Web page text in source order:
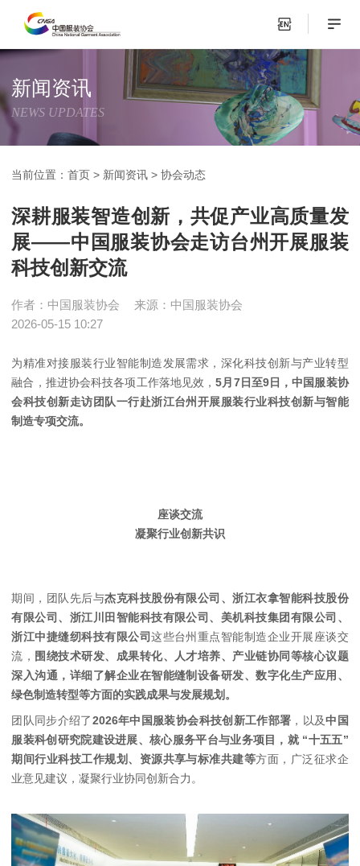
新闻资讯
NEWS UPDATES
当前位置：首页 > 新闻资讯 >协会动态
深耕服装智造创新，共促产业高质量发
展——中国服装协会走访台州开展服装
科技创新交流
作者：中国服装协会
来源：中国服装协会
2026-05-15 10:27
为精准对接服装行业智能制造发展需求，深化科技创新与产业转型
融合，推进协会科技各项工作落地见效，5月7日至9日，中国服装协
会科技创新走访团队一行赴浙江台州开展服装行业科技创新与智能
制造专项交流。
座谈交流
凝聚行业创新共识
期间，团队先后与杰克科技股份有限公司、浙江衣拿智能科技股份
有限公司、浙江川田智能科技有限公司、美机科技集团有限公司、
浙江中捷缝纫科技有限公司这些台州重点智能制造企业开展座谈交
流， 围绕技术研发、成果转化、人才培养、产业链协同等核心议题
深入沟通，详细了解企业在智能缝制设备研发、数字化生产应用、
绿色制造转型等方面的实践成果与发展规划。
团队同步介绍了2026年中国服装协会科技创新工作部署 ，以及中国
服装科创研究院建设进展、核心服务平台与业务项目，就 “十五五”
期间行业科技工作规划、资源共享与标准共建等方面，广泛征求企
业意见建议，凝聚行业协同创新合力。